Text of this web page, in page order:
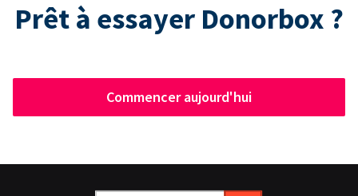
Prêt à essayer Donorbox ?
Commencer aujourd'hui